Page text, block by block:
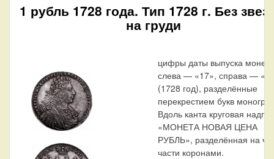
1 рубль 1728 года. Тип 1728 г. Без
на груди
цифры даты выпуска
слева — «17», справа —
(1728 год), разделённые
перекрестием букв
Вдоль канта круговая
«МОНЕТА НОВАЯ ЦЕНА
РУБЛЬ», разделённая на
части коронами.